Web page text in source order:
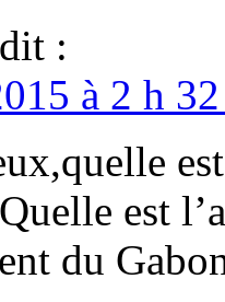
dit :
à 2 h
est
du